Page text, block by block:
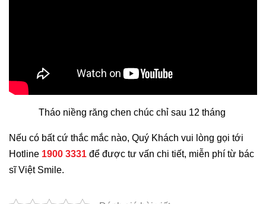
Tháo niềng răng chen chúc chỉ sau 12 tháng
Nếu có bất cứ thắc mắc nào, Quý Khách vui lòng gọi tới
Hotline 1900 3331 để được tư vấn chi tiết, miễn phí từ bác
sĩ Việt Smile.